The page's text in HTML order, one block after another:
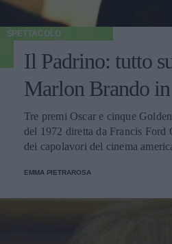
SPETTACOLO
Il Padrino: tutto
Marlon Brando
Tre premi Oscar e cinque
del 1972 diretta da Francis Ford
dei capolavori del cinema
EMMA PIETRAROSA